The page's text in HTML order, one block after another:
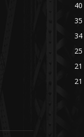
40
35
34
25
21
21